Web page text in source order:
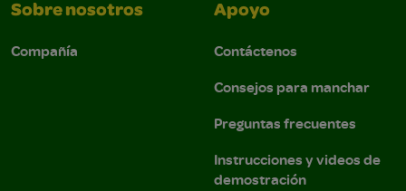
Sobre nosotros
Compañía
Apoyo
Contáctenos
Consejos para manchar
Preguntas frecuentes
Instrucciones y videos de
demostración